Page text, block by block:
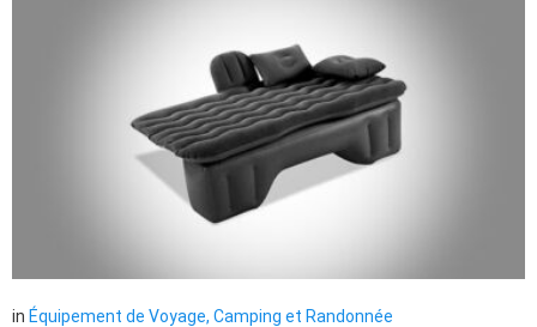
in Équipement de Voyage, Camping et Randonnée